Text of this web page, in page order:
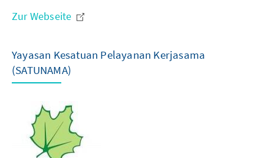
Zur Webseite
Yayasan Kesatuan Pelayanan Kerjasama
(SATUNAMA)